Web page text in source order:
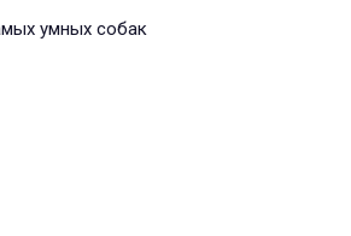
умных собак